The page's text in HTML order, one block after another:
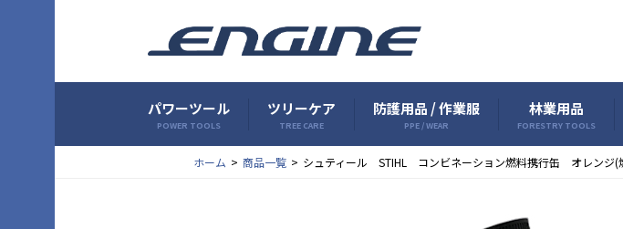
パワーツール
POWER TOOLS
ツリーケア
TREE CARE
防護用品 / 作業服
PPE / WEAR
林業用品
FORESTRY TOOLS
ホーム 商品一覧 シュティール STIHL コンビネーション燃料携行缶 オレンジ